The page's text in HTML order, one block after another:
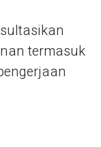
termasuk